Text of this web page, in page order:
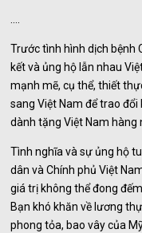
Trước tình hình dịch bệnh
kết và ủng hộ lẫn nhau
mạnh mẽ, cụ thể, thiết
sang Việt Nam để trao
dành tặng Việt Nam hàng
Tình nghĩa và sự ủng hộ
dân và Chính phủ Việt
giá trị không thể đong
Bạn khó khăn về lương
phong tỏa, bao vây của